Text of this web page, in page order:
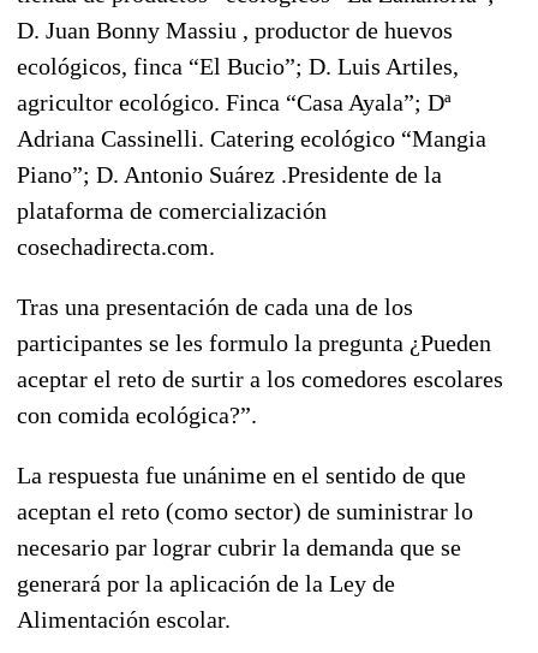
D. Juan Bonny Massiu , productor de huevos
ecológicos, finca “El Bucio”; D. Luis Artiles,
agricultor ecológico. Finca “Casa Ayala”; Dª
Adriana Cassinelli. Catering ecológico “Mangia
Piano”; D. Antonio Suárez .Presidente de la
plataforma de comercialización
cosechadirecta.com.
Tras una presentación de cada una de los
participantes se les formulo la pregunta ¿Pueden
aceptar el reto de surtir a los comedores escolares
con comida ecológica?”.
La respuesta fue unánime en el sentido de que
aceptan el reto (como sector) de suministrar lo
necesario par lograr cubrir la demanda que se
generará por la aplicación de la Ley de
Alimentación escolar.